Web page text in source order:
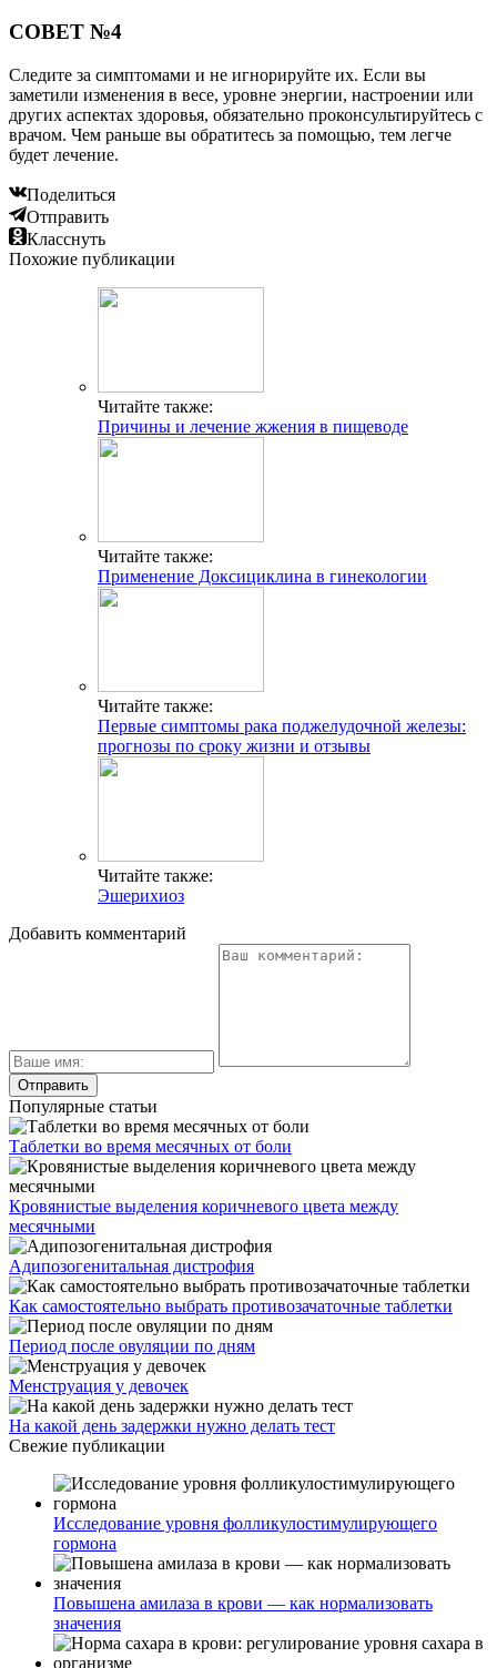
СОВЕТ №4
Следите за симптомами и не игнорируйте их. Если вы
заметили изменения в весе, уровне энергии, настроении или
других аспектах здоровья, обязательно проконсультируйтесь с
врачом. Чем раньше вы обратитесь за помощью, тем легче
будет лечение.
Поделиться
Отправить
Класснуть
Похожие публикации
Читайте также:
Причины и лечение жжения в пищеводе
Читайте также:
Применение Доксициклина в гинекологии
Читайте также:
Первые симптомы рака поджелудочной железы:
прогнозы по сроку жизни и отзывы
Читайте также:
Эшерихиоз
Добавить комментарий
Популярные статьи
Таблетки во время месячных от боли
Кровянистые выделения коричневого цвета между
месячными
Адипозогенитальная дистрофия
Как самостоятельно выбрать противозачаточные таблетки
Период после овуляции по дням
Менструация у девочек
На какой день задержки нужно делать тест
Свежие публикации
Исследование уровня фолликулостимулирующего
гормона
Повышена амилаза в крови — как нормализовать
значения